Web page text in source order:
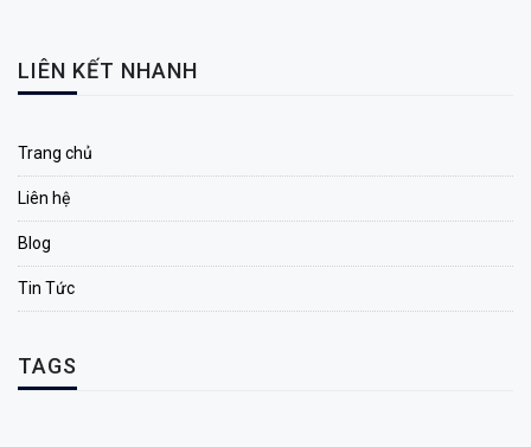
LIÊN KẾT NHANH
Trang chủ
Liên hệ
Blog
Tin Tức
TAGS